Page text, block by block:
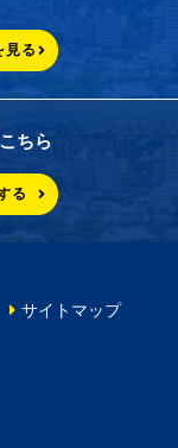
見る
ちら
る
サイトマップ